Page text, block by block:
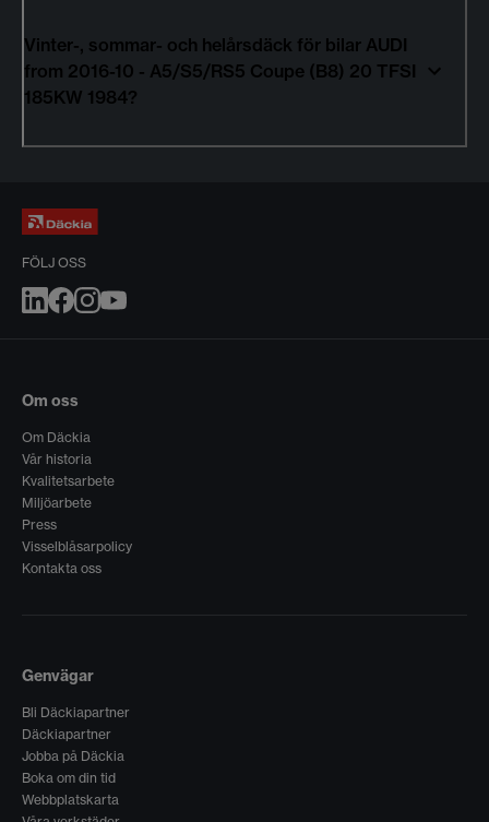
Vinter-, sommar- och helårsdäck för bilar AUDI
from 2016-10 - A5/S5/RS5 Coupe (B8) 20 TFSI
185KW 1984?
FÖLJ OSS
Om oss
Om Däckia
Vår historia
Kvalitetsarbete
Miljöarbete
Press
Visselblåsarpolicy
Kontakta oss
Genvägar
Bli Däckiapartner
Däckiapartner
Jobba på Däckia
Boka om din tid
Webbplatskarta